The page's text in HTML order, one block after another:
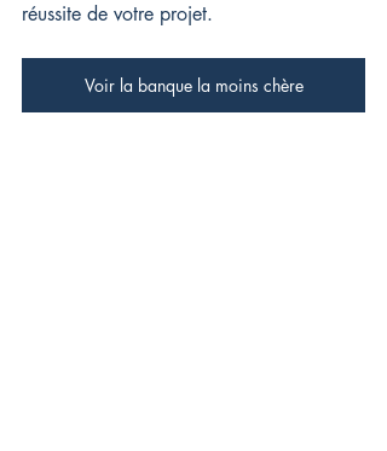
réussite de votre projet.
Voir la banque la moins chère